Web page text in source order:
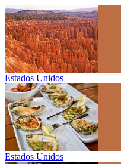
Estados Unidos
Estados Unidos